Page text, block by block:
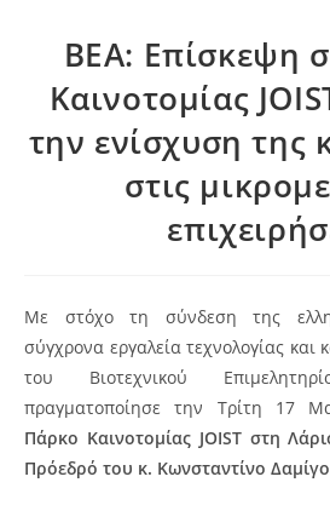
ΒΕΑ: Επίσκεψη
Καινοτομίας
την ενίσχυση της
στις
Με στόχο τη σύνδεση της
σύγχρονα εργαλεία τεχνολογίας και
του Βιοτεχνικού
πραγματοποίησε την Τρίτη 17
Πάρκο Καινοτομίας JOIST στη
Πρόεδρό του κ. Κωνσταντίνο